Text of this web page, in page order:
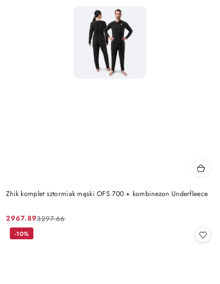
Zhik komplet sztormiak męski OFS 700 + kombinezon Underfleece
Cena
promocyjna:
2967.89
Cena
przed
3297.66
-10%